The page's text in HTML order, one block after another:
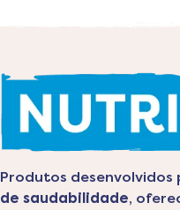
Produtos
de saudabilidade,